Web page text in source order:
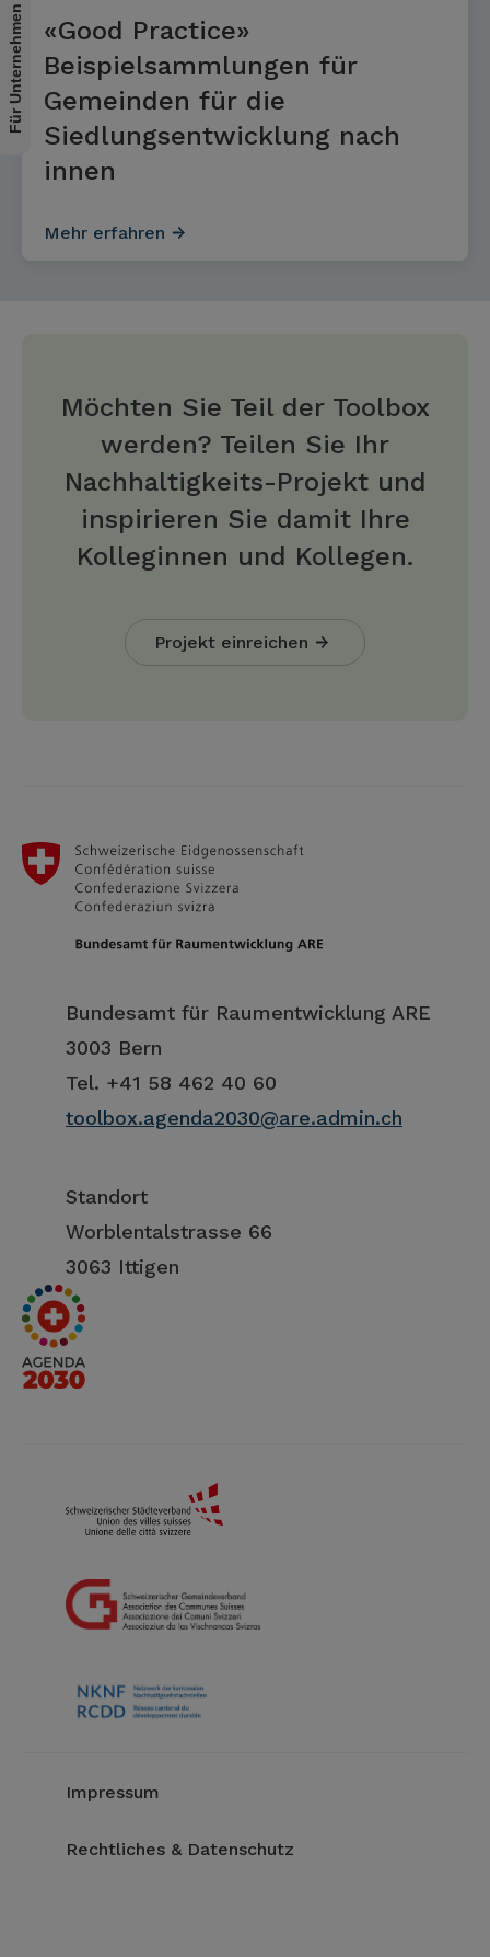
«Good Practice»
Beispielsammlungen für
Gemeinden für die
Siedlungsentwicklung nach
innen
Mehr erfahren
Möchten Sie Teil der Toolbox
werden? Teilen Sie Ihr
Nachhaltigkeits-Projekt und
inspirieren Sie damit Ihre
Kolleginnen und Kollegen.
Projekt einreichen
Bundesamt für Raumentwicklung ARE
3003 Bern
Tel. +41 58 462 40 60
toolbox.agenda2030@are.admin.ch
Standort
Worblentalstrasse 66
3063 Ittigen
Impressum
Rechtliches & Datenschutz
Für Unternehmen